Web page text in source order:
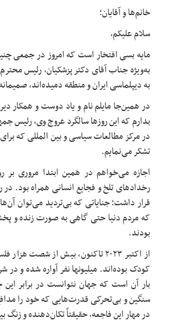
خانم‌ها و آقایان؛
سلام علیکم،
مایه بسی افتخار است که امروز در جمعی
به‌ویژه جناب آقای دکتر پزشکیان، رئیس
به دیپلماسی ایران و منطقه دمیده‌اند،
در همین‌جا مایلم نام و یاد دوست و همکار
بدارم که این روزها سالگرد عروج وی، رئیس
در مرکز مطالعات سیاسی و بین المللی که
تشکر می‌نمایم.
اجازه می‌خواهم در همین ابتدا مروری بر
رخدادهای تلخ و فجایع انسانی همراه بود.
قرار داشت؛ جنایاتی که بی‌تردید می‌توان
که مردم دنیا حتی گاهی به صورت زنده و
بودند.
از اکتبر ۲۰۲۳ تاکنون، بیش از
کودک بوده‌اند. میلیونها نفر آواره شده و
بار آن است که جهان نتوانست در برابر
سنگین و بی‌تحرکی قدرت‌هایی که خود را
در مهار این فاجعه، حقیقتاً تکان‌دهنده و